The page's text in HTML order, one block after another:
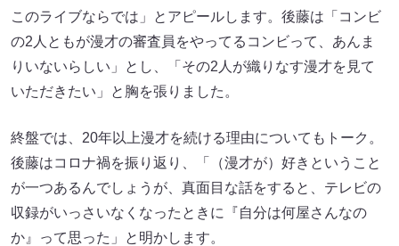
このライブならでは」とアピールします。後藤は「コンビ
の2人ともが漫才の審査員をやってるコンビって、あんま
りいないらしい」とし、「その2人が織りなす漫才を見て
いただきたい」と胸を張りました。
終盤では、20年以上漫才を続ける理由についてもトーク。
後藤はコロナ禍を振り返り、「（漫才が）好きということ
が一つあるんでしょうが、真面目な話をすると、テレビの
収録がいっさいなくなったときに『自分は何屋さんなの
か』って思った」と明かします。